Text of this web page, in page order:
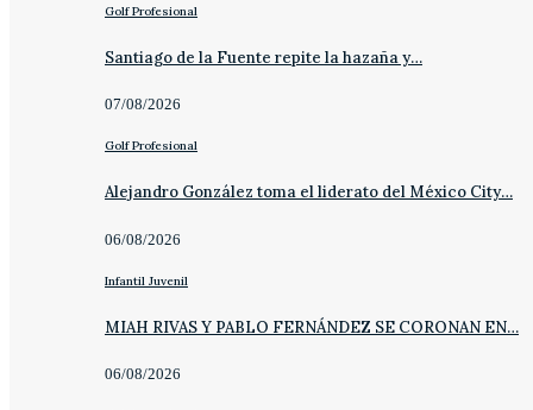
Golf Profesional
Santiago de la Fuente repite la hazaña y…
07/08/2026
Golf Profesional
Alejandro González toma el liderato del México City…
06/08/2026
Infantil Juvenil
MIAH RIVAS Y PABLO FERNÁNDEZ SE CORONAN EN…
06/08/2026